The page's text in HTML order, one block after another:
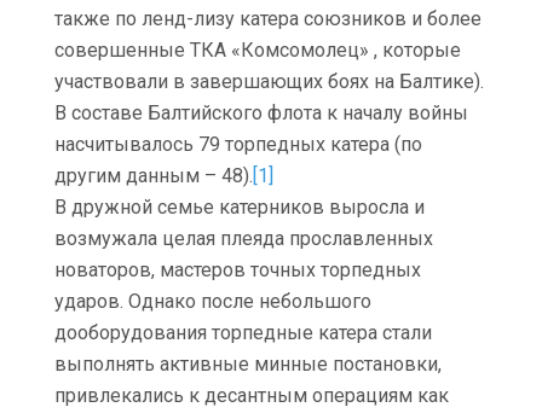
также по ленд-лизу катера союзников и более
совершенные ТКА «Комсомолец» , которые
участвовали в завершающих боях на Балтике).
В составе Балтийского флота к началу войны
насчитывалось 79 торпедных катера (по
другим данным – 48).[1]
В дружной семье катерников выросла и
возмужала целая плеяда прославленных
новаторов, мастеров точных торпедных
ударов. Однако после небольшого
дооборудования торпедные катера стали
выполнять активные минные постановки,
привлекались к десантным операциям как